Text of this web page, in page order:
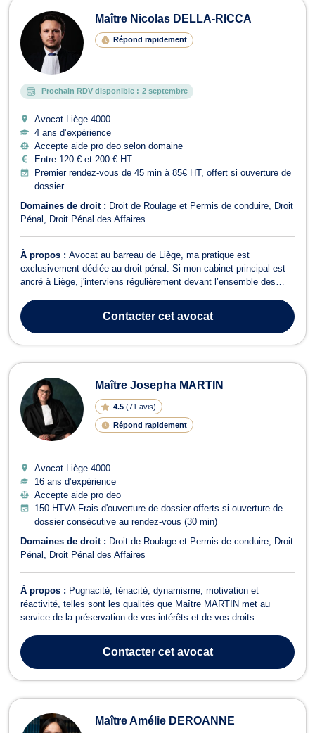
Maître Nicolas DELLA-RICCA
Répond rapidement
Prochain RDV disponible : 2 septembre
Avocat Liège 4000
4 ans d’expérience
Accepte aide pro deo selon domaine
Entre 120 € et 200 € HT
Premier rendez-vous de 45 min à 85€ HT, offert si ouverture de
dossier
Domaines de droit : Droit de Roulage et Permis de conduire
Droit
Pénal
Droit Pénal des Affaires
À propos : Avocat au barreau de Liège, ma pratique est
exclusivement dédiée au droit pénal. Si mon cabinet principal est
ancré à Liège, j'interviens régulièrement devant l’ensemble des
Bruxelles, Mons ou encore Charleroi. Le droit pénal et sa procédure
ne souffrent aucune approx...
Contactercet avocat
Maître Josepha MARTIN
4.5 (71 avis)
Répond rapidement
Avocat Liège 4000
16 ans d’expérience
Accepte aide pro deo
150 HTVA Frais d'ouverture de dossier offerts si ouverture de
dossier consécutive au rendez-vous (30 min)
Domaines de droit : Droit de Roulage et Permis de conduire
Droit
Pénal
Droit Pénal des Affaires
À propos : Pugnacité, ténacité, dynamisme, motivation et
réactivité, telles sont les qualités que Maître MARTIN met au
service de la préservation de vos intérêts et de vos droits.
Contactercet avocat
Maître Amélie DEROANNE